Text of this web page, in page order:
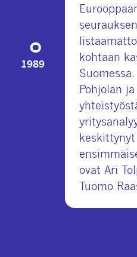
1989
kohtaan
Pohjolan
ovat Ari
Tuomo